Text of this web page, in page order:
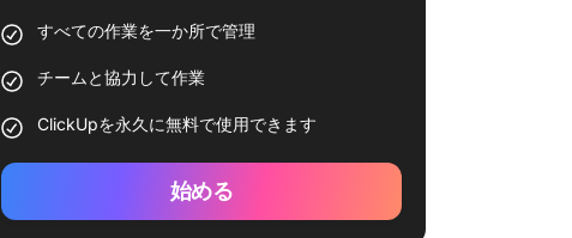
すべての作業を一か所で管理
チームと協力して作業
ClickUpを永久に無料で使用できます
始める